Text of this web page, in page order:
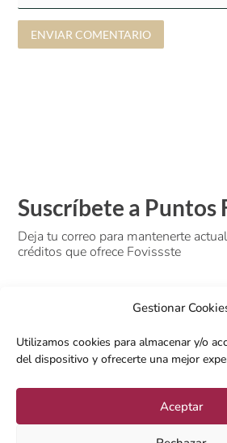
Gestionar
Utilizamos cookies para almacenar y/o
del dispositivo y ofrecerte una mejor
Aceptar
ENVIAR COMENTARIO
Suscríbete a Puntos
Deja tu correo para mantenerte
créditos que ofrece Fovissste
SUSCRIBIRSE